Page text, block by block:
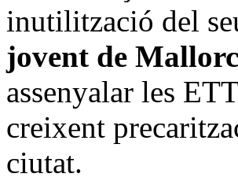
inutilització del
jovent de
assenyalar les
creixent
ciutat.